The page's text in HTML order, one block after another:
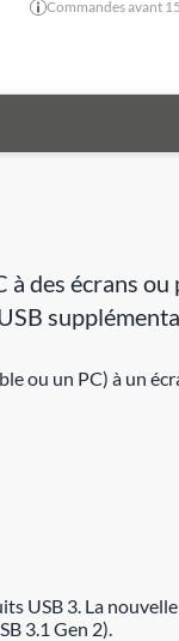
Commandes avant
des écrans
ou un PC) à un
USB 3. La
3.1 Gen 2).